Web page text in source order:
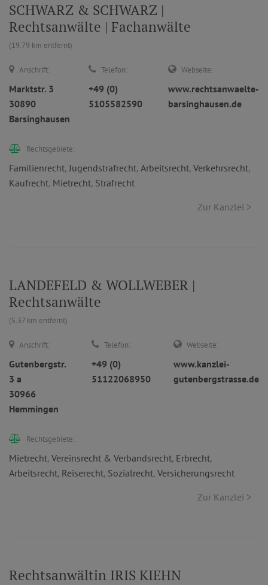
SCHWARZ & SCHWARZ |
Rechtsanwälte | Fachanwälte
(19.79 km entfernt)
Anschrift:
Marktstr. 3
30890
Barsinghausen
Telefon:
+49 (0)
5105582590
Webseite:
www.rechtsanwaelte-
barsinghausen.de
Rechtsgebiete:
Familienrecht,Jugendstrafrecht, Arbeitsrecht, Verkehrsrecht,
Kaufrecht, Mietrecht, Strafrecht
Zur Kanzlei >
LANDEFELD & WOLLWEBER |
Rechtsanwälte
(5.37 km entfernt)
Anschrift:
Gutenbergstr.
3 a
30966
Hemmingen
Telefon:
+49 (0)
51122068950
Webseite:
www.kanzlei-
gutenbergstrasse.de
Rechtsgebiete:
Mietrecht, Vereinsrecht & Verbandsrecht, Erbrecht,
Arbeitsrecht, Reiserecht, Sozialrecht, Versicherungsrecht
Zur Kanzlei >
Rechtsanwältin IRIS KIEHN